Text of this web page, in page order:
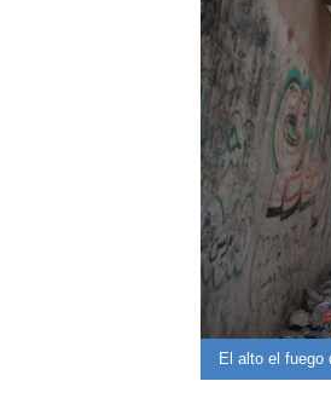
El alto el fuego